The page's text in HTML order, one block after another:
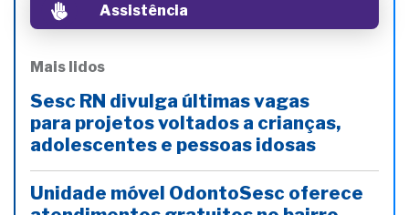
Assistência
Mais lidos
Sesc RN divulga últimas vagas
para projetos voltados a crianças,
adolescentes e pessoas idosas
Unidade móvel OdontoSesc oferece